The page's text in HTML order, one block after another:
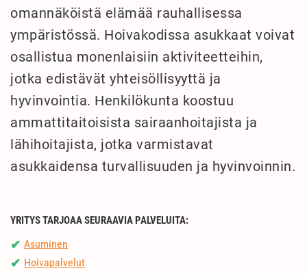
omannäköistä elämää rauhallisessa
ympäristössä. Hoivakodissa asukkaat voivat
osallistua monenlaisiin aktiviteetteihin,
jotka edistävät yhteisöllisyyttä ja
hyvinvointia. Henkilökunta koostuu
ammattitaitoisista sairaanhoitajista ja
lähihoitajista, jotka varmistavat
asukkaidensa turvallisuuden ja hyvinvoinnin.
YRITYS TARJOAA SEURAAVIA PALVELUITA:
✔ Asuminen
✔ Hoivapalvelut